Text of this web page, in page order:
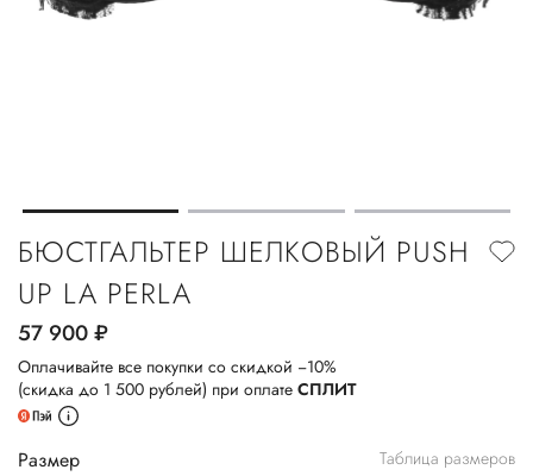
БЮСТГАЛЬТЕР ШЕЛКОВЫЙ PUSH
UP LA PERLA
57 900руб.
Оплачивайте все покупки со скидкой −10%
(скидка до 1 500 рублей) при оплате СПЛИТ
Размер Таблица размеров